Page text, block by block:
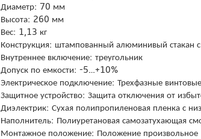
Диаметр: 70 мм
Высота: 260 мм
Вес: 1,13 кг
Конструкция: штампованный алюминивый
Внутреннее включение: треугольник
Допуск по емкости: -5…+10%
Электрическое подключение: Трехфазные
Защитное устройство: Защита отключения от
Диэлектрик: Сухая полипропиленовая пленка с
Наполнитель: Полиуретановая самозатухающая
Монтажное положение: Положение произвольное